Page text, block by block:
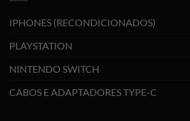
IPHONES (RECONDICIONADOS)
PLAYSTATION
NINTENDO SWITCH
CABOS E ADAPTADORES TYPE-C